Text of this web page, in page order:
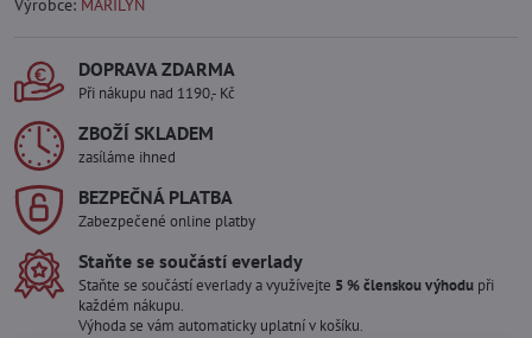
Výrobce: MARILYN
DOPRAVA ZDARMA
Při nákupu nad 1190,- Kč
ZBOŽÍ SKLADEM
zasíláme ihned
BEZPEČNÁ PLATBA
Zabezpečené online platby
Staňte se součástí everlady
Staňte se součástí everlady a využívejte 5 % členskou výhodu při
každém nákupu.
Výhoda se vám automaticky uplatní v košíku.